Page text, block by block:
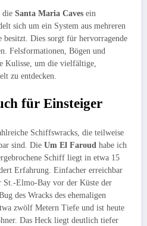
die Santa Maria Caves ein
sich um ein System aus mehreren
besitzt. Dies sorgt für hervorragende
Felsformationen, Bögen und
Kulisse, um die vielfältige,
zu entdecken.
für Einsteiger
Schiffswracks, die teilweise
sind. Die Um El Faroud habe ich
Schiff liegt in etwa 15
Erfahrung. Einfacher erreichbar
St.-Elmo-Bay vor der Küste der
des Wracks des ehemaligen
zwölf Metern Tiefe und ist heute
Das Heck liegt deutlich tiefer